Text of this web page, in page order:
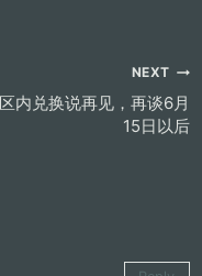
NEXT
内兑换说再见，再谈6月
15日以后